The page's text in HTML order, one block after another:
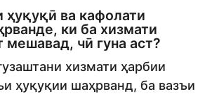
ҳуқуқӣ ва кафолати
ки ба хизмати
мешавад, чӣ гуна аст?
хизмати ҳарбии
ҳуқуқии шаҳрванд, ба вазъи